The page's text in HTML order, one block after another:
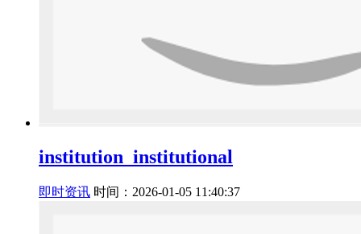
institution_institutional
即时资讯 时间：2026-01-05 11:40:37